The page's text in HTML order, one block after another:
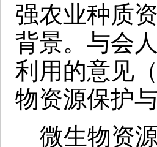
强农业种质
背景。与会
利用的意见
物资源保护
微生物资